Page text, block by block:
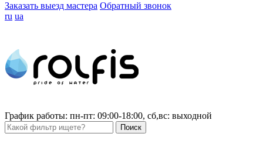
Заказать выезд мастера Обратный звонок
ru ua
График работы: пн-пт: 09:00-18:00, сб,вс: выходной